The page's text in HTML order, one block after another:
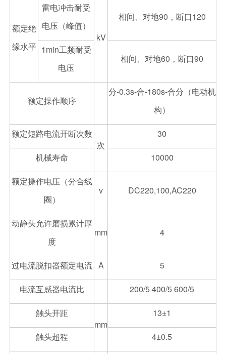
额定绝
缘水平
雷电冲击耐受
电压（峰值）
kV
相间、对地90，断口120
1min工频耐受
电压
相间、对地60，断口90
额定操作顺序
分-0.3s-合-180s-合分（电动机
构）
额定短路电流开断次数
次
30
机械寿命 10000
额定操作电压（分合线
圈）
v DC220,100,AC220
动静头允许磨损累计厚
度
mm 4
过电流脱扣器额定电流 A 5
电流互感器电流比 200/5 400/5 600/5
触头开距
mm
13±1
触头超程 4±0.5